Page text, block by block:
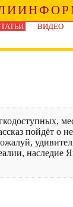
ВИДЕО
пойдёт о